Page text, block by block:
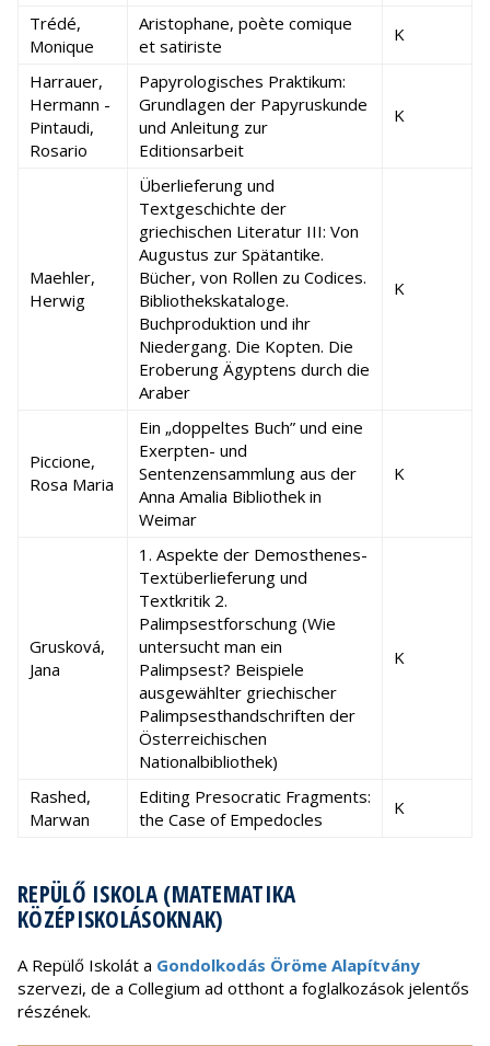
Trédé,
Monique
Aristophane, poète comique
et satiriste
K
Harrauer,
Hermann -
Pintaudi,
Rosario
Papyrologisches Praktikum:
Grundlagen der Papyruskunde
und Anleitung zur
Editionsarbeit
K
Maehler,
Herwig
Überlieferung und
Textgeschichte der
griechischen Literatur III: Von
Augustus zur Spätantike.
Bücher, von Rollen zu Codices.
Bibliothekskataloge.
Buchproduktion und ihr
Niedergang. Die Kopten. Die
Eroberung Ägyptens durch die
Araber
K
Piccione,
Rosa Maria
Ein „doppeltes Buch” und eine
Exerpten- und
Sentenzensammlung aus der
Anna Amalia Bibliothek in
Weimar
K
Grusková,
Jana
1. Aspekte der Demosthenes-
Textüberlieferung und
Textkritik 2.
Palimpsestforschung (Wie
untersucht man ein
Palimpsest? Beispiele
ausgewählter griechischer
Palimpsesthandschriften der
Österreichischen
Nationalbibliothek)
K
Rashed,
Marwan
Editing Presocratic Fragments:
the Case of Empedocles
K
REPÜLŐ ISKOLA (MATEMATIKA
KÖZÉPISKOLÁSOKNAK)
A Repülő Iskolát a Gondolkodás Öröme Alapítvány
szervezi, de a Collegium ad otthont a foglalkozások jelentős
részének.